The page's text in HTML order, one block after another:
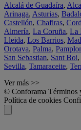
Alcalá de Guadaíra,
Arinaga, Asturias,
Castellón, Chafiras,
Almería, La Coruña, La
Lleida, Los Barrios,
Orotava, Palma,
San Sebastian, Sant Boi,
Sevilla, Tamaraceite,
Ver más >>
© Conforama Términos
Política de cookies